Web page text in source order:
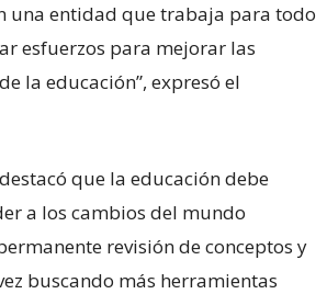
una entidad que trabaja para todo
esfuerzos para mejorar las
la educación”, expresó el
que la educación debe
a los cambios del mundo
revisión de conceptos y
buscando más herramientas